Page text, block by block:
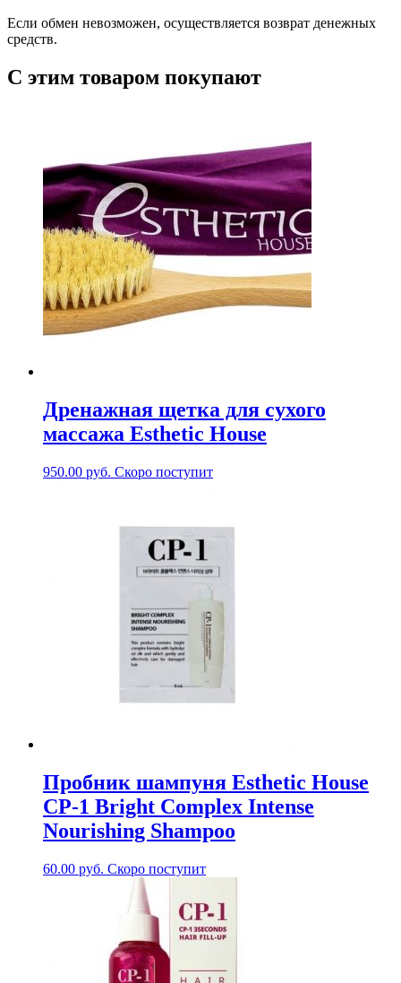
Если обмен невозможен, осуществляется возврат денежных
средств.
С этим товаром покупают
Дренажная щетка для сухого
массажа Esthetic House
950.00 руб. Скоро поступит
Пробник шампуня Esthetic House
CP-1 Bright Complex Intense
Nourishing Shampoo
60.00 руб. Скоро поступит